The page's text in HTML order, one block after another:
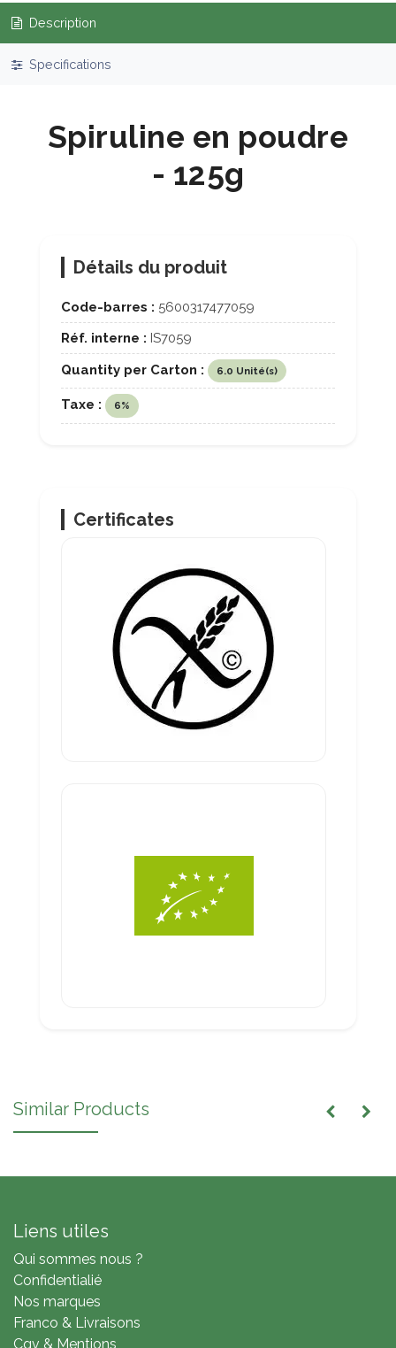
Description
Specifications
Spiruline en poudre
- 125g
Détails du produit
Code-barres : 5600317477059
Réf. interne : IS7059
Quantity per Carton :
6.0 Unité(s)
Taxe : 6%
Certificates
Similar Products
Liens utiles
Qui sommes nous ?
Confidentialié
Nos marques
Franco & Livraisons
Cgv & Mentions